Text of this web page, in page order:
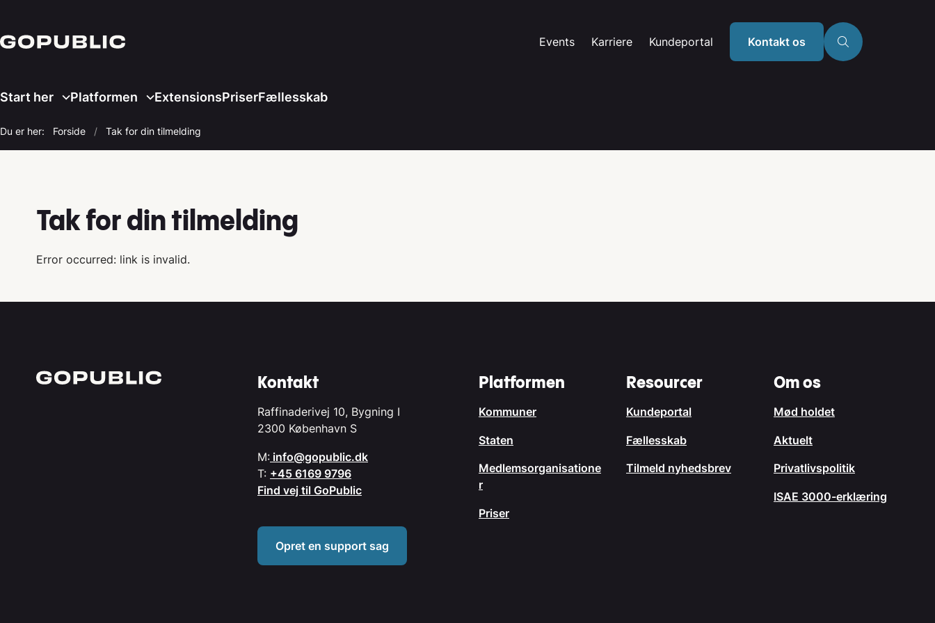
Events Karriere Kundeportal Kontakt os
Start her Platformen ExtensionsPriserFællesskab
Du er her: Forside Tak for din tilmelding
Tak for din tilmelding
Error occurred: link is invalid.
Kontakt
Raffinaderivej 10, Bygning I
2300 København S
M: info@gopublic.dk
T: +45 6169 9796
Find vej til GoPublic
Opret en support sag
Platformen
Kommuner
Staten
Medlemsorganisatione
r
Priser
Resourcer
Kundeportal
Fællesskab
Tilmeld nyhedsbrev
Om os
Mød holdet
Aktuelt
Privatlivspolitik
ISAE 3000-erklæring